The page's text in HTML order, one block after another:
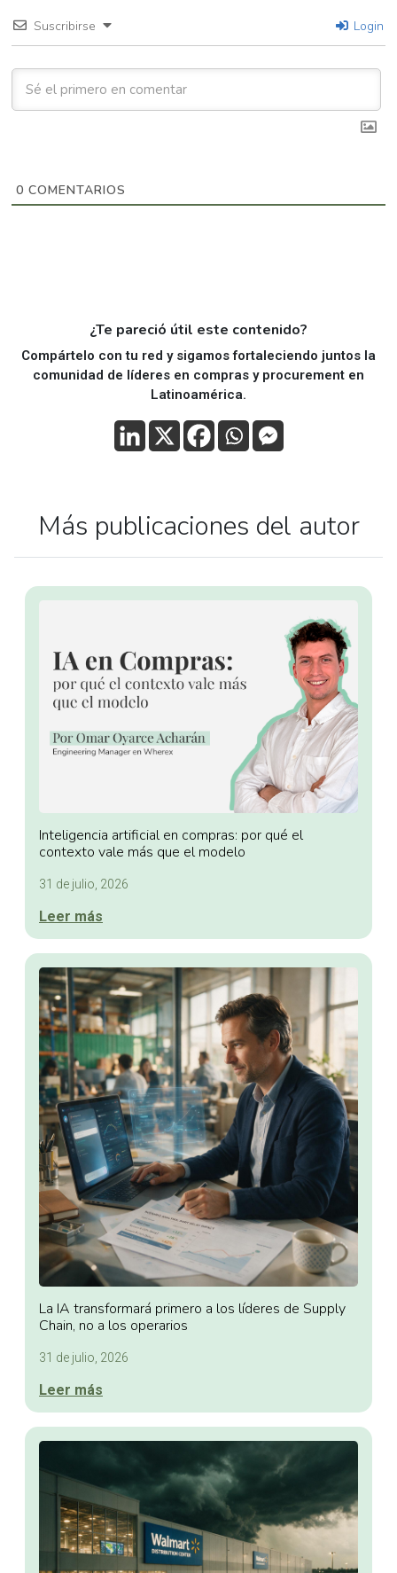
Suscribirse Login
0 COMENTARIOS
¿Te pareció útil este contenido?
Compártelo con tu red y sigamos fortaleciendo juntos la
comunidad de líderes en compras y procurement en
Latinoamérica.
Más publicaciones del autor
Inteligencia artificial en compras: por qué el
contexto vale más que el modelo
31 de julio, 2026
Leer más
La IA transformará primero a los líderes de Supply
Chain, no a los operarios
31 de julio, 2026
Leer más